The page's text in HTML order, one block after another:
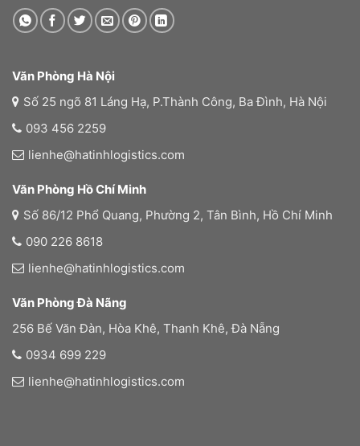
Văn Phòng Hà Nội
Số 25 ngõ 81 Láng Hạ, P.Thành Công, Ba Đình, Hà Nội
093 456 2259
lienhe@hatinhlogistics.com
Văn Phòng Hồ Chí Minh
Số 86/12 Phổ Quang, Phường 2, Tân Bình, Hồ Chí Minh
090 226 8618
lienhe@hatinhlogistics.com
Văn Phòng Đà Nãng
256 Bế Văn Đàn, Hòa Khê, Thanh Khê, Đà Nẵng
0934 699 229
lienhe@hatinhlogistics.com